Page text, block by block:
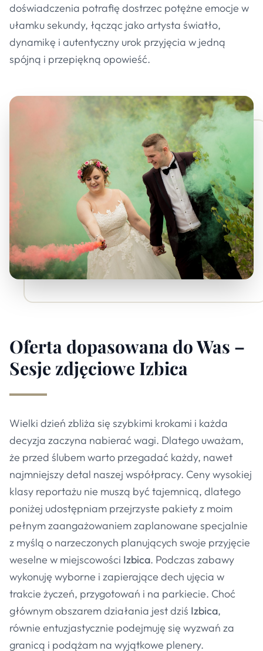
doświadczenia potrafię dostrzec potężne emocje w
ułamku sekundy, łącząc jako artysta światło,
dynamikę i autentyczny urok przyjęcia w jedną
spójną i przepiękną opowieść.
Oferta dopasowana do Was –
Sesje zdjęciowe Izbica
Wielki dzień zbliża się szybkimi krokami i każda
decyzja zaczyna nabierać wagi. Dlatego uważam,
że przed ślubem warto przegadać każdy, nawet
najmniejszy detal naszej współpracy. Ceny wysokiej
klasy reportażu nie muszą być tajemnicą, dlatego
poniżej udostępniam przejrzyste pakiety z moim
pełnym zaangażowaniem zaplanowane specjalnie
z myślą o narzeczonych planujących swoje przyjęcie
weselne w miejscowości Izbica. Podczas zabawy
wykonuję wyborne i zapierające dech ujęcia w
trakcie życzeń, przygotowań i na parkiecie. Choć
głównym obszarem działania jest dziś Izbica,
równie entuzjastycznie podejmuję się wyzwań za
granicą i podążam na wyjątkowe plenery.